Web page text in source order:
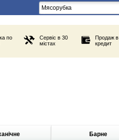
по
Сервіс в 30
містах
Продаж в
кредит
Барне